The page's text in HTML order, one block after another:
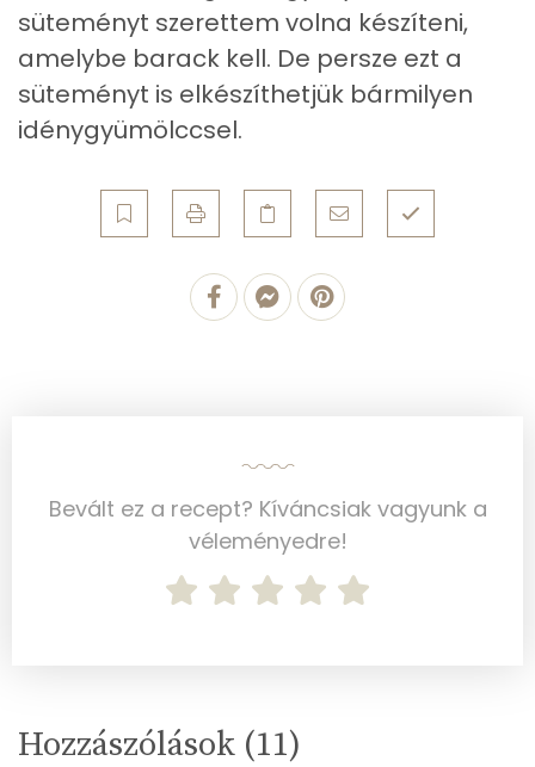
Ásványi anyagok
Összesen
Cink
1 mg
Szelén
28 mg
Nátrium
136 mg
Összesen
süteményt szerettem volna készíteni,
amelybe barack kell. De persze ezt a
süteményt is elkészíthetjük bármilyen
idénygyümölccsel.
Bevált ez a recept? Kíváncsiak vagyunk a
véleményedre!
Hozzászólások (11)